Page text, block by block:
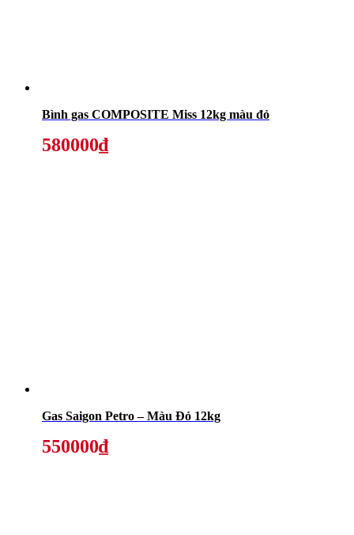
Bình gas COMPOSITE Miss 12kg màu đỏ
580000₫
Gas Saigon Petro – Màu Đỏ 12kg
550000₫